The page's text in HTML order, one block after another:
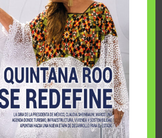
A-Wish México unieron
el deseo de una …